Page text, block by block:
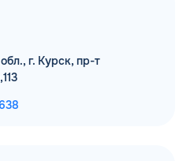
г. Курск, пр-т